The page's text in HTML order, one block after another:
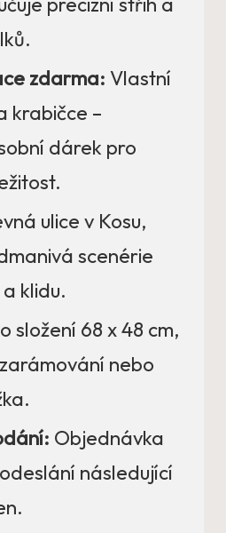
zdarma: Vlastní
krabičce –
dárek pro
ulice v Kosu,
scenérie
klidu.
složení 68 x 48 cm,
nebo
Objednávka
následující